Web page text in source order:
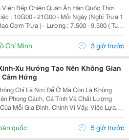
Bếp Chiên Quán Ăn Hàn Quốc Thời
- 21G00 - Mỗi Ngày (Nghĩ Trưa 1
) - Lương : 7.500 - 9.500 ( Tuỳ
Bếp Chiên : Sử
Non Biết Chiên...
Chí Minh 3 giờ trước
Xu Hướng Tạo Nên Không Gian
Hứng
Chỉ Là Nơi Để Ở Mà Còn Là Không
Phong Cách, Cá Tính Và Chất Lượng
Mỗi Gia Đình. Chính Vì Vậy, Việc Lựa
Xinh Đang Trở Thành Xu Hướng Được
Quan Tâm Khi Muốn Biến Không Gian
quốc 5 giờ trước